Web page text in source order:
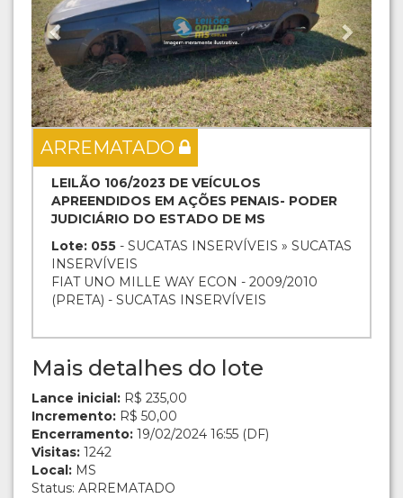
ARREMATADO
LEILÃO 106/2023 DE VEÍCULOS
APREENDIDOS EM AÇÕES PENAIS- PODER
JUDICIÁRIO DO ESTADO DE MS
Lote: 055 - SUCATAS INSERVÍVEIS » SUCATAS
INSERVÍVEIS
FIAT UNO MILLE WAY ECON - 2009/2010
(PRETA) - SUCATAS INSERVÍVEIS
Mais detalhes do lote
Lance inicial: R$ 235,00
Incremento: R$ 50,00
Encerramento: 19/02/2024 16:55 (DF)
Visitas: 1242
Local: MS
Status: ARREMATADO